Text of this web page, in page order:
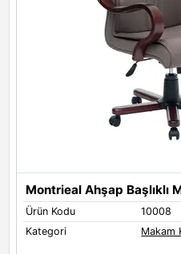
Montrieal Ahşap Başlıklı
Ürün Kodu
10008
Kategori
Makam